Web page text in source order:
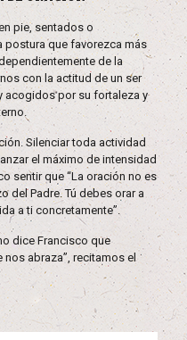
pie, sentados o
postura que favorezca más
de la
con la actitud de un ser
acogidos por su fortaleza y
Silenciar toda actividad
el máximo de intensidad
sentir que “La oración no es
del Padre. Tú debes orar a
a ti concretamente”.
dice Francisco que
abraza”, recitamos el